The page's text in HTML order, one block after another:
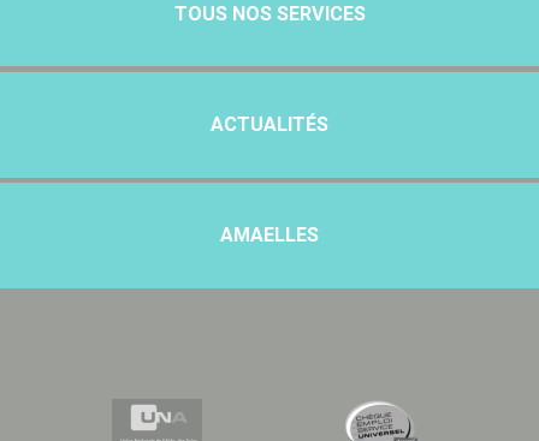
TOUS NOS SERVICES
ACTUALITÉS
AMAELLES